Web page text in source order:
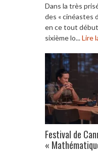
Dans la très
des « cinéastes
en ce tout
sixième lo...Lire
Festival de
«